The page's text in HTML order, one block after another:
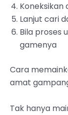
Koneksikan
Lanjut cari
Bila proses
gamenya
Cara
amat
Tak hanya